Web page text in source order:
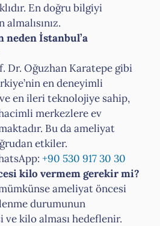
En doğru bilgiyi
almalısınız.
neden İstanbul’a
Dr. Oğuzhan Karatepe gibi
en deneyimli
en ileri teknolojiye sahip,
merkezlere ev
Bu da ameliyat
etkiler.
+90 530 917 30 30
kilo vermem gerekir mi?
ameliyat öncesi
durumunun
kilo alması hedeflenir.